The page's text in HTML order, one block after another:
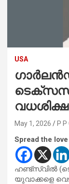
USA
വധശിക്ഷ
May 1, 2026 P P
Spread the love
ഹണ്ട്സ്‌വിൽ
യുവാക്കളെ